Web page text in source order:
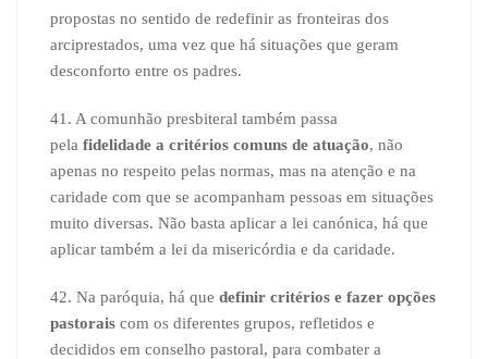
propostas no sentido de redefinir as fronteiras dos
arciprestados, uma vez que há situações que geram
desconforto entre os padres.
41. A comunhão presbiteral também passa
pela fidelidade a critérios comuns de atuação, não
apenas no respeito pelas normas, mas na atenção e na
caridade com que se acompanham pessoas em situações
muito diversas. Não basta aplicar a lei canónica, há que
aplicar também a lei da misericórdia e da caridade.
42. Na paróquia, há que definir critérios e fazer opções
pastorais com os diferentes grupos, refletidos e
decididos em conselho pastoral, para combater a